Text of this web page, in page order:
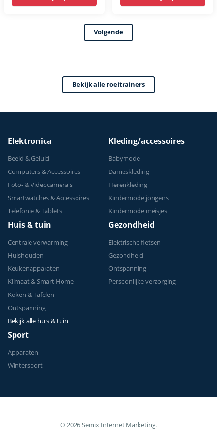
Roeimachine, LCD-
thuistraining, 150
Lichaamstraining
Magnetische
Roeitrainer Fitness
- Rowing Machine
- LCD Monitor -
Roeitrainers
Volgende
Bekijk alle roeitrainers
Elektronica
Beeld & Geluid
Computers & Accessoires
Foto- & Videocamera's
Smartwatches & Accessoires
Telefonie & Tablets
Kleding/accessoires
Babymode
Dameskleding
Herenkleding
Kindermode jongens
Kindermode meisjes
Huis & tuin
Centrale verwarming
Huishouden
Keukenapparaten
Klimaat & Smart Home
Koken & Tafelen
Ontspanning
Bekijk alle huis & tuin
Gezondheid
Elektrische fietsen
Gezondheid
Ontspanning
Persoonlijke verzorging
Sport
Apparaten
Wintersport
© 2026 Semix Internet Marketing.